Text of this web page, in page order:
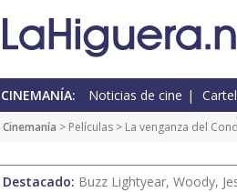
CINEMANÍA: Noticias de cine
Cinemanía > Películas > La venganza del
Destacado: Buzz Lightyear, Woody,